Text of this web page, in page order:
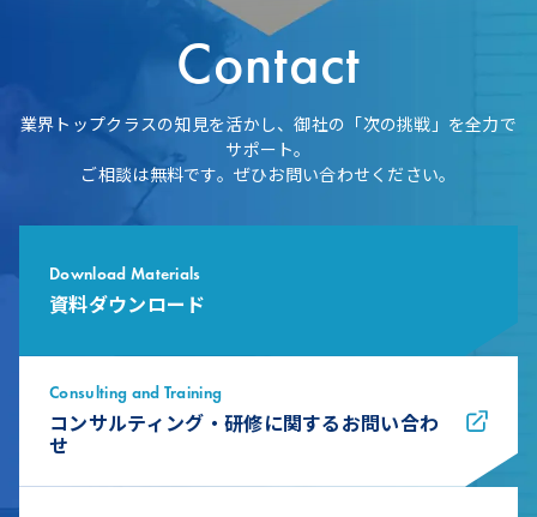
Contact
業界トップクラスの知見を活かし、御社の「次の挑戦」を全力で
サポート。
ご相談は無料です。ぜひお問い合わせください。
Download Materials
資料ダウンロード
Consulting and Training
コンサルティング・研修に関するお問い合わ
せ